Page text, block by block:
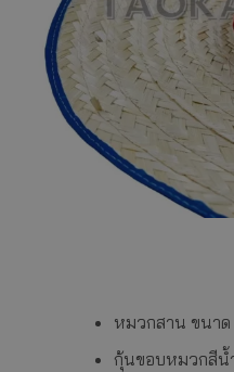
หมวกสาน ขนา
กุ้นขอบหมวกสีน้